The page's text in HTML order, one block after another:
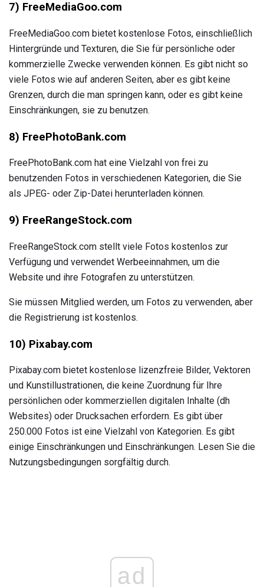
7) FreeMediaGoo.com
FreeMediaGoo.com bietet kostenlose Fotos, einschließlich
Hintergründe und Texturen, die Sie für persönliche oder
kommerzielle Zwecke verwenden können. Es gibt nicht so
viele Fotos wie auf anderen Seiten, aber es gibt keine
Grenzen, durch die man springen kann, oder es gibt keine
Einschränkungen, sie zu benutzen.
8) FreePhotoBank.com
FreePhotoBank.com hat eine Vielzahl von frei zu
benutzenden Fotos in verschiedenen Kategorien, die Sie
als JPEG- oder Zip-Datei herunterladen können.
9) FreeRangeStock.com
FreeRangeStock.com stellt viele Fotos kostenlos zur
Verfügung und verwendet Werbeeinnahmen, um die
Website und ihre Fotografen zu unterstützen.
Sie müssen Mitglied werden, um Fotos zu verwenden, aber
die Registrierung ist kostenlos.
10) Pixabay.com
Pixabay.com bietet kostenlose lizenzfreie Bilder, Vektoren
und Kunstillustrationen, die keine Zuordnung für Ihre
persönlichen oder kommerziellen digitalen Inhalte (dh
Websites) oder Drucksachen erfordern. Es gibt über
250.000 Fotos ist eine Vielzahl von Kategorien. Es gibt
einige Einschränkungen und Einschränkungen. Lesen Sie die
Nutzungsbedingungen sorgfältig durch.
ad